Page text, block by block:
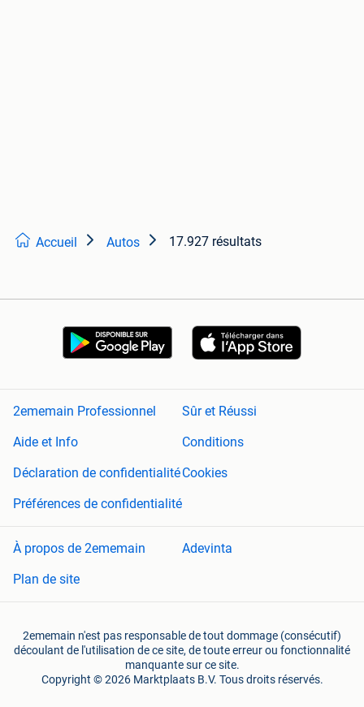
Accueil Autos 17.927 résultats
2ememain Professionnel
Sûr et Réussi
Aide et Info
Conditions
Déclaration de confidentialitéCookies
Préférences de confidentialité
À propos de 2ememain
Adevinta
Plan de site
2ememain n'est pas responsable de tout dommage (consécutif)
découlant de l'utilisation de ce site, de toute erreur ou fonctionnalité
manquante sur ce site.
Copyright © 2026 Marktplaats B.V. Tous droits réservés.